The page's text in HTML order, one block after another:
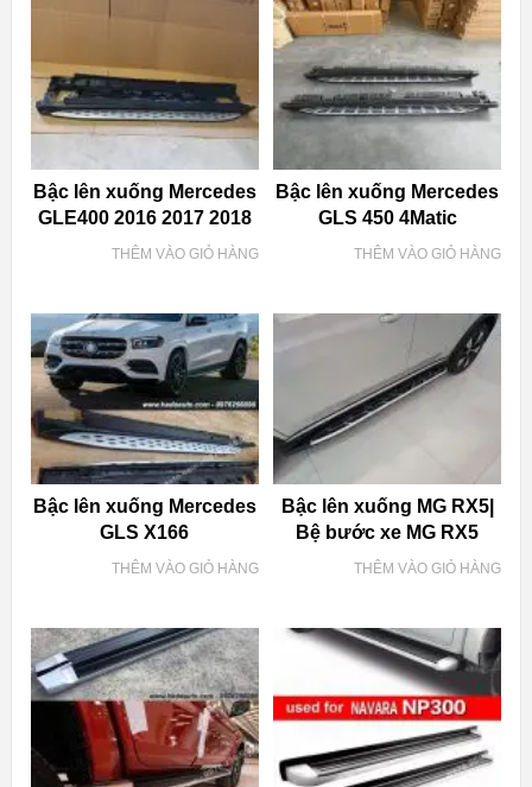
Bậc lên xuống Mercedes
GLE400 2016 2017 2018
THÊM VÀO GIỎ HÀNG
Bậc lên xuống Mercedes
GLS 450 4Matic
THÊM VÀO GIỎ HÀNG
Bậc lên xuống Mercedes
GLS X166
THÊM VÀO GIỎ HÀNG
Bậc lên xuống MG RX5|
Bệ bước xe MG RX5
THÊM VÀO GIỎ HÀNG